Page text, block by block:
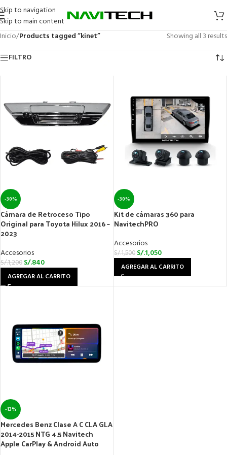
Skip to navigation
Skip to main content
Inicio/Products tagged “kinet”
Showing all 3 results
FILTRO
-30%
Cámara de Retroceso Tipo
Original para Toyota Hilux 2016 –
2023
Accesorios
S/.1,200 S/.840
AGREGAR AL CARRITO
-30%
Kit de cámaras 360 para
NavitechPRO
Accesorios
S/.1,500 S/.1,050
AGREGAR AL CARRITO
-13%
Mercedes Benz Clase A C CLA GLA
2014-2015 NTG 4.5 Navitech
Apple CarPlay & Android Auto